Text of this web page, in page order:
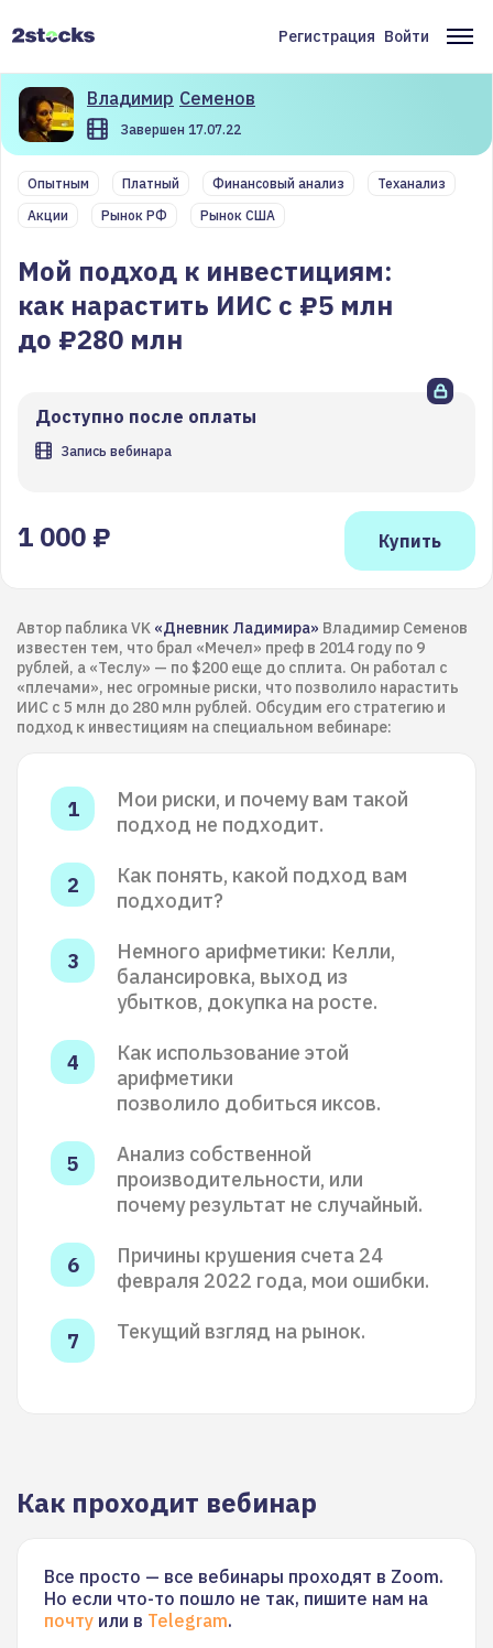
содержанию
Меню
пользователя
Регистрация Войти
Владимир Семенов
Завершен 17.07.22
Мой подход к инвестициям:
как нарастить ИИС с ₽5 млн
до ₽280 млн
Доступно после оплаты
Запись вебинара
Опытным Платный Финансовый анализ
Теханализ
Акции
Рынок РФ Рынок США
1 000 ₽
Автор паблика VK «Дневник Ладимира» Владимир Семенов
известен тем, что брал «Мечел» преф в 2014 году по 9
рублей, а «Теслу» — по $200 еще до сплита. Он работал с
«плечами», нес огромные риски, что позволило нарастить
ИИС с 5 млн до 280 млн рублей. Обсудим его стратегию и
подход к инвестициям на специальном вебинаре:
Мои риски, и почему вам такой
подход не подходит.
Как понять, какой подход вам
подходит?
Немного арифметики: Келли,
балансировка, выход из
убытков, докупка на росте.
Как использование этой
арифметики
позволило добиться иксов.
Анализ собственной
производительности, или
почему результат не случайный.
Причины крушения счета 24
февраля 2022 года, мои ошибки.
Текущий взгляд на рынок.
Как проходит вебинар
Все просто — все вебинары проходят в Zoom.
Но если что-то пошло не так, пишите нам на
почту или в Telegram.